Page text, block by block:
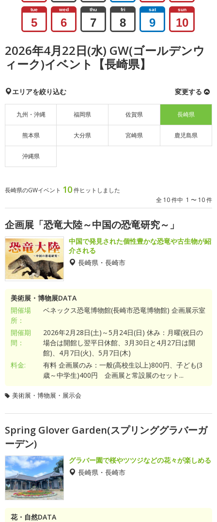
tue
5
wed
6
thu
7
fri
8
sat
9
sun
10
2026年4月22日(水) GW(ゴールデンウ
ィーク)イベント【長崎県】
エリアを絞り込む 変更する
九州・沖縄 福岡県 佐賀県 長崎県
熊本県 大分県 宮崎県 鹿児島県
沖縄県
長崎県のGWイベント 10件ヒットしました
全 10 件中 1 〜 10 件
企画展「恐竜大陸～中国の恐竜研究～」
中国で発見された個性豊かな恐竜や古生物が紹
介される
長崎県・長崎市
美術展・博物展DATA
開催場
所：
ベネックス恐竜博物館(長崎市恐竜博物館) 企画展示室
開催期
間：
2026年2月28日(土)～5月24日(日) 休み：月曜(祝日の
場合は開館し翌平日休館、3月30日と4月27日は開
館)、4月7日(火)、5月7日(木)
料金:
有料 企画展のみ：一般(高校生以上)800円、子ども(3
歳～中学生)400円 企画展と常設展のセット...
美術展・博物展・展示会
Spring Glover Garden(スプリンググラバーガ
ーデン)
グラバー園で桜やツツジなどの花々が楽しめる
長崎県・長崎市
花・自然DATA